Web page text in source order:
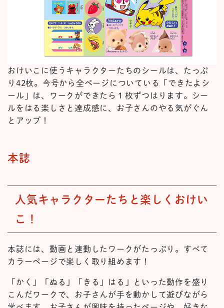
おけいこに使うキャラクターたちのシールは、たっぷ
り42枚。今号から全ページについている「できたよシ
ール」は、ワークができたら１枚ずつはります。シー
ルをはる楽しさと達成感に、お子さんのやる気がぐん
とアップ！
本誌
人気キャラクターたちと楽しくおけい
こ！
本誌には、動画と連動したワークがたっぷり。すべて
カラーページで楽しく取り組めます！
「かく」「ぬる」「きる」はる」といった動作を盛り
こんだワークで、お子さんが手を動かして遊びながら